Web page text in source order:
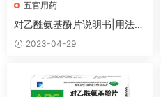
五官用药
对乙酰氨基酚片说明书|用法用
量|注意事项
2023-04-29